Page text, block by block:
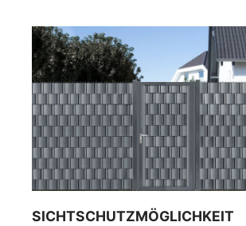
SICHTSCHUTZMÖGLICHKEIT